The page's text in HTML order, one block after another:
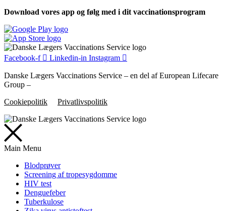
Download vores app og følg med i dit vaccinationsprogram
Facebook-f Linkedin-in Instagram
Danske Lægers Vaccinations Service – en del af European Lifecare
Group –
Cookiepolitik
Privatlivspolitik
Main Menu
Blodprøver
Screening af tropesygdomme
HIV test
Denguefeber
Tuberkulose